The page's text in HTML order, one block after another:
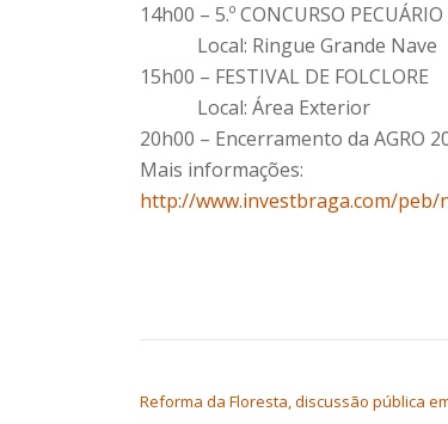
14h00 – 5.º CONCURSO
Local: Ringue Grande Nave
15h00 – FESTIVAL DE FOLCLORE
Local: Área Exterior
20h00 – Encerramento da AGRO
Mais informações:
http://www.investbraga.com/peb/
Reforma da Floresta, discussão pública